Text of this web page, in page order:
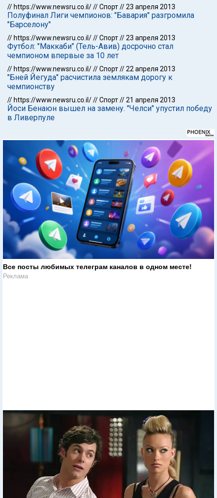
// https://www.newsru.co.il///Спорт//23 апреля 2013
Полуфинал Лиги чемпионов: "Бавария" разгромила
"Барселону"
// https://www.newsru.co.il///Спорт//23 апреля 2013
Футбол: "Маккаби" (Тель-Авив) досрочно стал
чемпионом впервые за 10 лет
// https://www.newsru.co.il///Спорт//22 апреля 2013
"Бней Йегуда" расчистила землякам дорогу к
чемпионству
// https://www.newsru.co.il///Спорт//21 апреля 2013
Йоси Бенаюн вышел на замену. "Челси" упустил победу
в Ливерпуле
Все посты любимых телеграм каналов в одном месте!
Реклама